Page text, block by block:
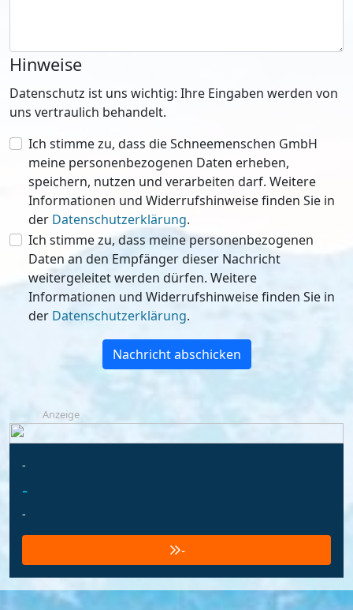
Hinweise
Datenschutz ist uns wichtig: Ihre Eingaben werden von
uns vertraulich behandelt.
Ich stimme zu, dass die Schneemenschen GmbH
meine personenbezogenen Daten erheben,
speichern, nutzen und verarbeiten darf. Weitere
Informationen und Widerrufshinweise finden Sie in
der Datenschutzerklärung.
Ich stimme zu, dass meine personenbezogenen
Daten an den Empfänger dieser Nachricht
weitergeleitet werden dürfen. Weitere
Informationen und Widerrufshinweise finden Sie in
der Datenschutzerklärung.
Nachricht abschicken
Anzeige
-
-
-
-